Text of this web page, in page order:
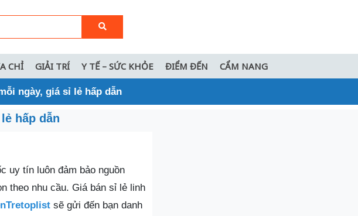
CHỈ GIẢI TRÍ Y TẾ – SỨC KHỎE ĐIỂM ĐẾN CẨM NANG
ngày, giá sỉ lẻ hấp dẫn
hấp dẫn
uy tín luôn đảm bảo nguồn
theo nhu cầu. Giá bán sỉ lẻ linh
sẽ gửi đến bạn danh